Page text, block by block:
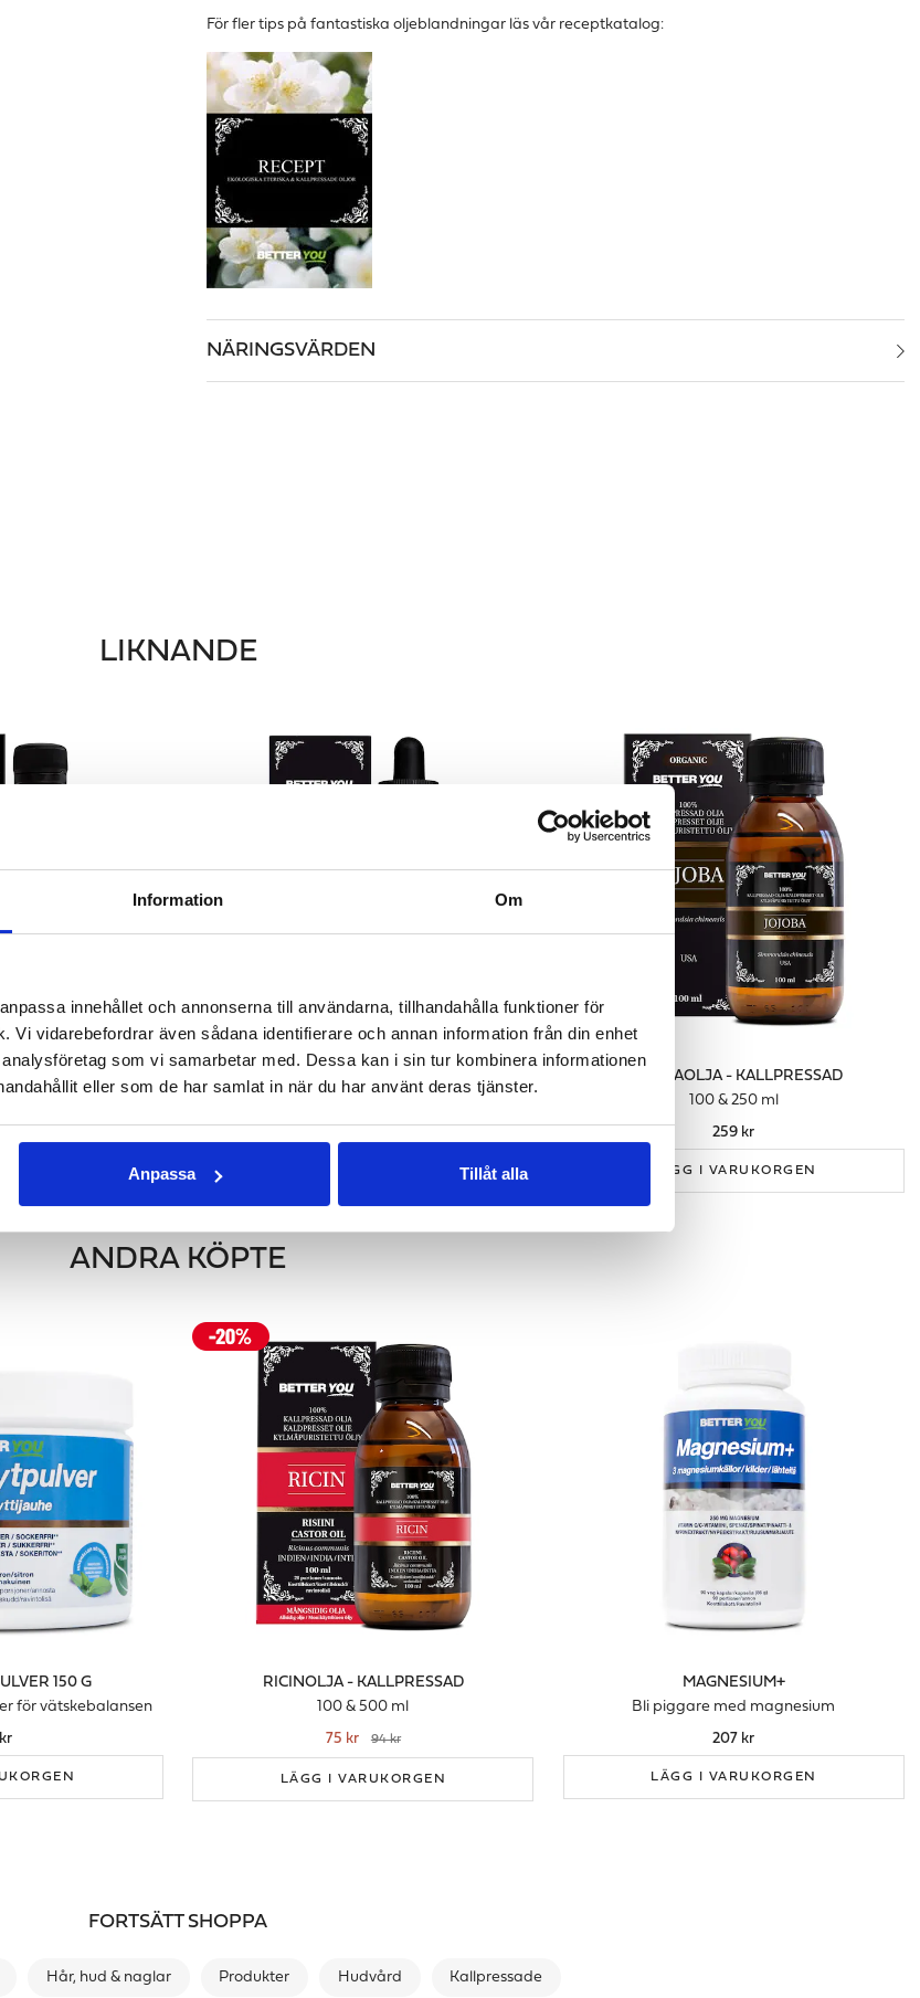
Information Om
innehållet och annonserna till användarna, tillhandahålla funktioner för
Vi vidarebefordrar även sådana identifierare och annan information från din enhet
som vi samarbetar med. Dessa kan i sin tur kombinera informationen
eller som de har samlat in när du har använt deras tjänster.
Anpassa Tillåt alla
För fler tips på fantastiska oljeblandningar läsvår receptkatalog:
NÄRINGSVÄRDEN
LIKNANDE
JOJOBAOLJA - KALLPRESSAD
100 & 250 ml
259 kr
LÄGG I VARUKORGEN
ANDRA KÖPTE
150 G
för vätskebalansen
RICINOLJA - KALLPRESSAD
100 & 500 ml
75 kr
94 kr
LÄGG I VARUKORGEN
MAGNESIUM+
Bli piggare med magnesium
207 kr
LÄGG I VARUKORGEN
FORTSÄTT SHOPPA
Hår, hud & naglar Produkter Hudvård Kallpressade